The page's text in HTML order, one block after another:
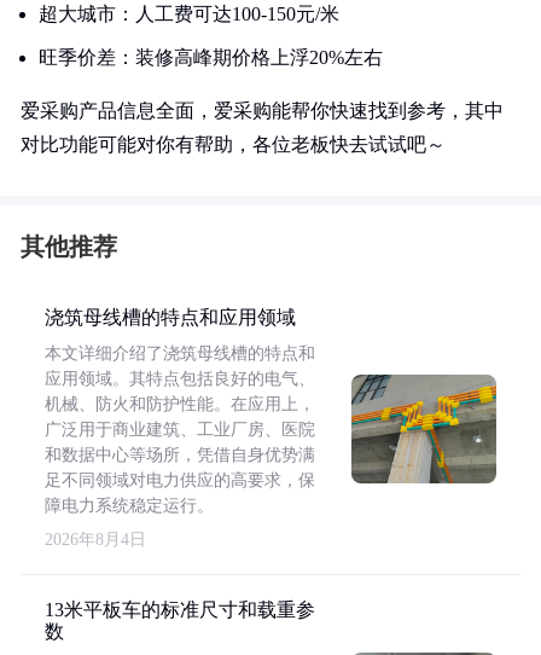
超大城市：人工费可达100-150元/米
旺季价差：装修高峰期价格上浮20%左右
爱采购产品信息全面，爱采购能帮你快速找到参考，其中
对比功能可能对你有帮助，各位老板快去试试吧～
其他推荐
浇筑母线槽的特点和应用领域
本文详细介绍了浇筑母线槽的特点和
应用领域。其特点包括良好的电气、
机械、防火和防护性能。在应用上，
广泛用于商业建筑、工业厂房、医院
和数据中心等场所，凭借自身优势满
足不同领域对电力供应的高要求，保
障电力系统稳定运行。
2026年8月4日
13米平板车的标准尺寸和载重参
数